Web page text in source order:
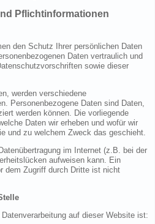
Pflichtinformationen
den Schutz Ihrer persönlichen Daten
Daten vertraulich und
sowie dieser
werden verschiedene
Personenbezogene Daten sind Daten,
werden können. Die vorliegende
Daten wir erheben und wofür wir
und zu welchem Zweck das geschieht.
im Internet (z.B. bei der
aufweisen kann. Ein
dem Zugriff durch Dritte ist nicht
auf dieser Website ist: